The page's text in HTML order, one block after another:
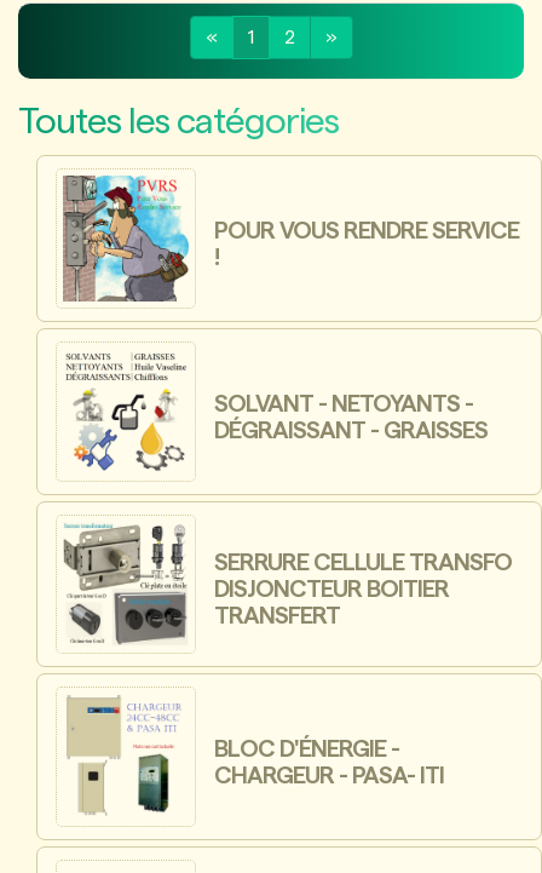
« 1 2 »
Toutes les catégories
POUR VOUS RENDRE SERVICE
!
SOLVANT - NETOYANTS -
DÉGRAISSANT - GRAISSES
SERRURE CELLULE TRANSFO
DISJONCTEUR BOITIER
TRANSFERT
BLOC D'ÉNERGIE -
CHARGEUR - PASA- ITI